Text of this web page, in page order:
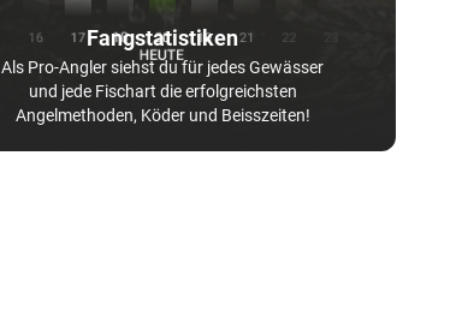
Fangstatistiken
Als Pro-Angler siehst du für jedes Gewässer
und jede Fischart die erfolgreichsten
Angelmethoden, Köder und Beisszeiten!